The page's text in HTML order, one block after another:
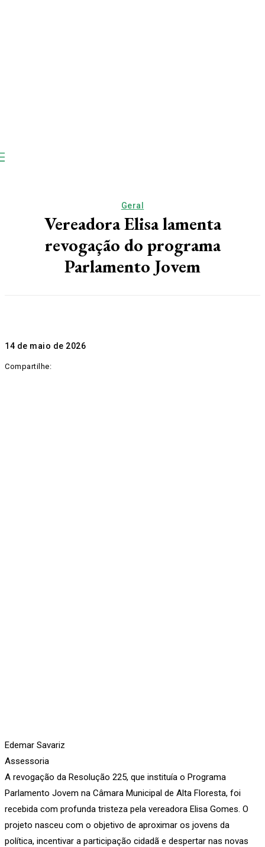
Geral
Vereadora Elisa lamenta
revogação do programa
Parlamento Jovem
14 de maio de 2026
Compartilhe:
Edemar Savariz
Assessoria
A revogação da Resolução 225, que instituía o Programa
Parlamento Jovem na Câmara Municipal de Alta Floresta, foi
recebida com profunda tristeza pela vereadora Elisa Gomes. O
projeto nasceu com o objetivo de aproximar os jovens da
política, incentivar a participação cidadã e despertar nas novas